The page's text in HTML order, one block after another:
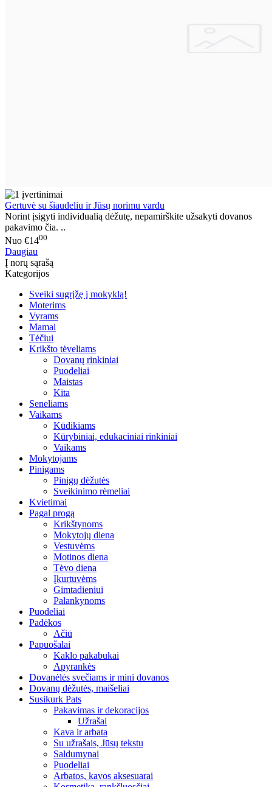
Gertuvė su šiaudeliu ir Jūsų norimu vardu
Norint įsigyti individualią dėžutę, nepamirškite užsakyti dovanos
pakavimo čia. ..
Nuo €1400
Daugiau
Į norų sąrašą
Kategorijos
Sveiki sugrįžę į mokyklą!
Moterims
Vyrams
Mamai
Tėčiui
Krikšto tėveliams
Dovanų rinkiniai
Puodeliai
Maistas
Kita
Seneliams
Vaikams
Kūdikiams
Kūrybiniai, edukaciniai rinkiniai
Vaikams
Mokytojams
Pinigams
Pinigų dėžutės
Sveikinimo rėmeliai
Kvietimai
Pagal progą
Krikštynoms
Mokytojų diena
Vestuvėms
Motinos diena
Tėvo diena
Įkurtuvėms
Gimtadieniui
Palankynoms
Puodeliai
Padėkos
Ačiū
Papuošalai
Kaklo pakabukai
Apyrankės
Dovanėlės svečiams ir mini dovanos
Dovanų dėžutės, maišeliai
Susikurk Pats
Pakavimas ir dekoracijos
Užrašai
Kava ir arbata
Su užrašais, Jūsų tekstu
Saldumynai
Puodeliai
Arbatos, kavos aksesuarai